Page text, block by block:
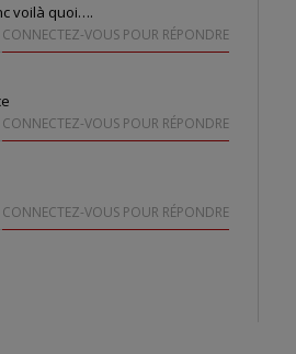
voilà quoi….
CONNECTEZ-VOUS POUR RÉPONDRE
CONNECTEZ-VOUS POUR RÉPONDRE
CONNECTEZ-VOUS POUR RÉPONDRE